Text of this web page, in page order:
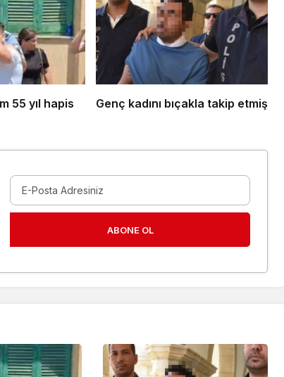
55 yıl hapis Genç kadını bıçakla takip etmiş
ABONE OL